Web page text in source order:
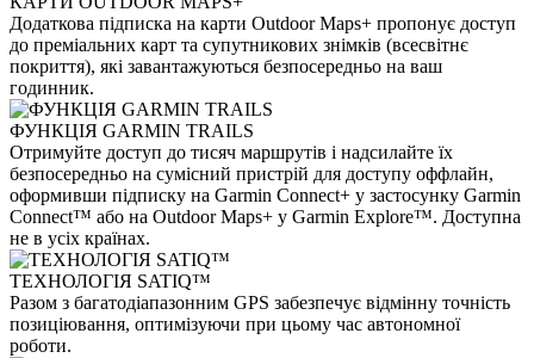
Додаткова підписка на карти Outdoor Maps+ пропонує доступ
до преміальних карт та супутникових знімків (всесвітнє
покриття), які завантажуються безпосередньо на ваш
годинник.
ФУНКЦІЯ GARMIN TRAILS
Отримуйте доступ до тисяч маршрутів і надсилайте їх
безпосередньо на сумісний пристрій для доступу оффлайн,
оформивши підписку на Garmin Connect+ у застосунку Garmin
Connect™ або на Outdoor Maps+ у Garmin Explore™. Доступна
не в усіх країнах.
ТЕХНОЛОГІЯ SATIQ™
Разом з багатодіапазонним GPS забезпечує відмінну точність
позиціювання, оптимізуючи при цьому час автономної
роботи.